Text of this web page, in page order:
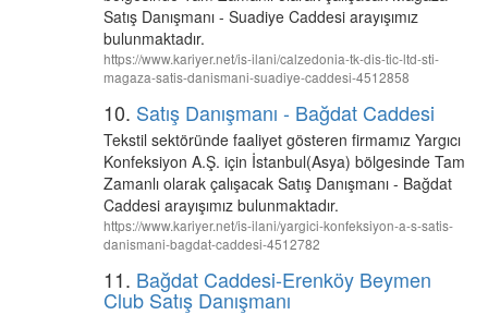
Satış Danışmanı - Suadiye Caddesi arayışımız
bulunmaktadır.
https://www.kariyer.net/is-ilani/calzedonia-tk-dis-tic-ltd-sti-
magaza-satis-danismani-suadiye-caddesi-4512858
10. Satış Danışmanı - Bağdat Caddesi
Tekstil sektöründe faaliyet gösteren firmamız Yargıcı
Konfeksiyon A.Ş. için İstanbul(Asya) bölgesinde Tam
Zamanlı olarak çalışacak Satış Danışmanı - Bağdat
Caddesi arayışımız bulunmaktadır.
https://www.kariyer.net/is-ilani/yargici-konfeksiyon-a-s-satis-
danismani-bagdat-caddesi-4512782
11. Bağdat Caddesi-Erenköy Beymen
Club Satış Danışmanı